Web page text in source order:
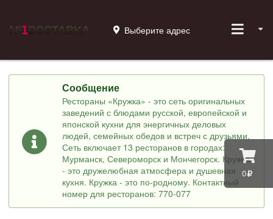
0
Выберите адрес
Сообщение
Рестораны «Кружка» - это сеть оригинальных
заведений с блюдами русской, европейской и
японской кухни для энергичных деловых
людей, семейных обедов и встреч с друзьями.
Сеть включает 13 ресторанов в городах:
Мурманск, Североморск и Мончегорск. Кружка
- это дружелюбная атмосфера и душевная
кухня. Кружка - это по-родному. Контактный
номер для ресторанов: 770-077